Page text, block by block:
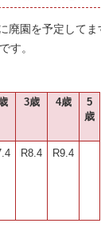
園を予定してま
す。
3歳 4歳
5
歳
R8.4 R9.4